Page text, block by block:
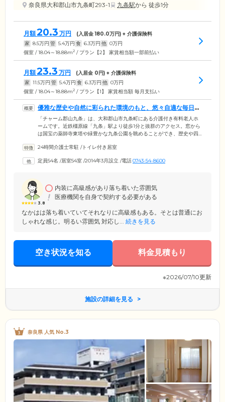
奈良県大和郡山市九条町293-1
九条駅から 徒歩1分
月額20.3 万円 (入居金180.0万円) + 介護保険料
家 8.5万円 管 5.4万円 食 6.3万円 他 0万円
個室 / 18.04～18.88m2 / プラン【2】 家賃相当額一部前払い
月額23.3 万円 (入居金 0円) + 介護保険料
家 11.5万円 管 5.4万円 食 6.3万円 他 0万円
個室 / 18.04～18.88m2 / プラン【1】 家賃相当額 毎月支払い
優雅な歴史や自然に彩られた環境のもと、悠々自適な毎日を
お楽しみください
「チャーム郡山九条」は、大和郡山市九条町にある介護付き有料老人ホ
ームです。近鉄橿原線「九条」駅より徒歩1分と抜群のアクセス。窓から
は国宝の薬師寺東塔や緑豊かな九条公園を眺めることができ、歴史や四
ルのような高級感と安らぎに満ちた住環境を実現。開放的なエントラン
応したサロンなどをご用意しています。気分の赴くまま、趣味の活動で
タッフが駆け付けます。
24時間介護士常駐 /トイレ付き居室
定員54名 /居室54室 /2014年3月設立 /電話0743-54-8600
3.8
内装に高級感があり落ち着いた雰囲気
医療機関を自身で契約する必要がある
なかはは落ち着いていてそれなりに高級感もある。そとは普通にお
しゃれな感じ。明るい雰囲気 対応し... 続きを見る
空き状況を知る 料金見積もり
※2026/07/10更新
施設の詳細を見る
奈良県 人気 No.3